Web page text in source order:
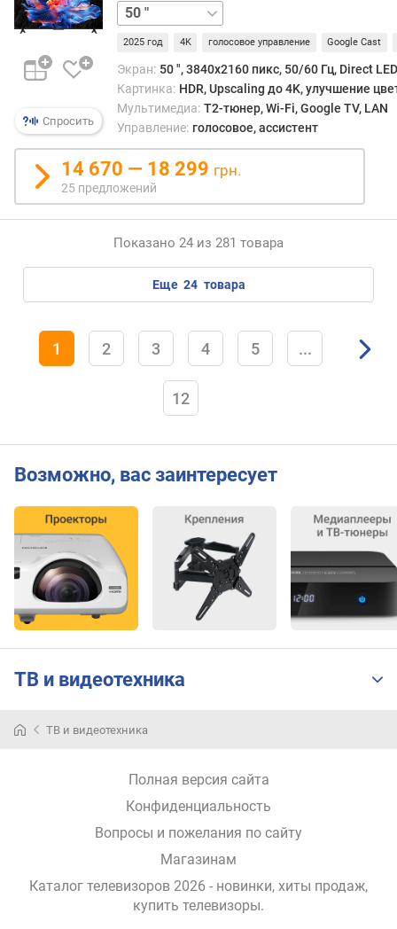
D
M
U
B
а
н
е
е
е
п
о
т
р
е
б
м
м
(
Спросить
43 "55 "
2025 год 4K голосовое управление Google Cast
Экран: 50 ", 3840x2160 пикс, 50/60 Гц, Direct LED
Картинка: HDR, Upscaling до 4K, улучшение
Мультимедиа: T2-тюнер, Wi-Fi, Google TV, LAN
Управление: голосовое, ассистент
14 670 — 18 299 грн.
25 предложений
Показано 24 из 281 товара
еще 24 товара
1 2 3 4 5 ...
12
Возможно, вас заинтересует
ТВ и видеотехника
ТВ и видеотехника
Полная версия сайта
Конфиденциальность
Вопросы и пожелания по сайту
Магазинам
Каталог телевизоров 2026 - новинки, хиты продаж,
купить телевизоры.